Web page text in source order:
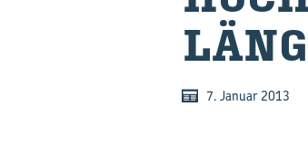
7. Januar 2013